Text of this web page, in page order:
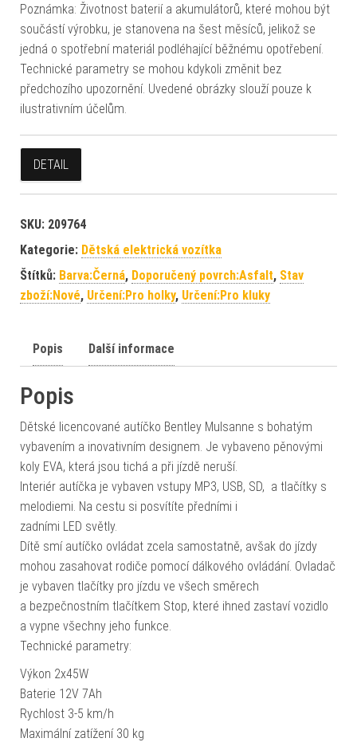
Poznámka: Životnost baterií a akumulátorů, které mohou být
součástí výrobku, je stanovena na šest měsíců, jelikož se
jedná o spotřební materiál podléhající běžnému opotřebení.
Technické parametry se mohou kdykoli změnit bez
předchozího upozornění. Uvedené obrázky slouží pouze k
ilustrativním účelům.
DETAIL
SKU: 209764
Kategorie: Dětská elektrická vozítka
Štítků: Barva:Černá, Doporučený povrch:Asfalt, Stav
zboží:Nové, Určení:Pro holky, Určení:Pro kluky
Popis Další informace
Popis
Dětské licencované autíčko Bentley Mulsanne s bohatým
vybavením a inovativním designem. Je vybaveno pěnovými
koly EVA, která jsou tichá a při jízdě neruší.
Interiér autíčka je vybaven vstupy MP3, USB, SD, a tlačítky s
melodiemi. Na cestu si posvítíte předními i
zadními LED světly.
Dítě smí autíčko ovládat zcela samostatně, avšak do jízdy
mohou zasahovat rodiče pomocí dálkového ovládání. Ovladač
je vybaven tlačítky pro jízdu ve všech směrech
a bezpečnostním tlačítkem Stop, které ihned zastaví vozidlo
a vypne všechny jeho funkce.
Technické parametry:
Výkon 2x45W
Baterie 12V 7Ah
Rychlost 3-5 km/h
Maximální zatížení 30 kg